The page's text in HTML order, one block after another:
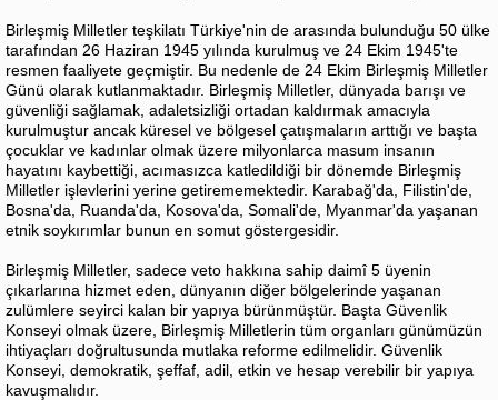
Birleşmiş Milletler teşkilatı Türkiye'nin de arasında bulunduğu 50 ülke
tarafından 26 Haziran 1945 yılında kurulmuş ve 24 Ekim 1945'te
resmen faaliyete geçmiştir. Bu nedenle de 24 Ekim Birleşmiş Milletler
Günü olarak kutlanmaktadır. Birleşmiş Milletler, dünyada barışı ve
güvenliği sağlamak, adaletsizliği ortadan kaldırmak amacıyla
kurulmuştur ancak küresel ve bölgesel çatışmaların arttığı ve başta
çocuklar ve kadınlar olmak üzere milyonlarca masum insanın
hayatını kaybettiği, acımasızca katledildiği bir dönemde Birleşmiş
Milletler işlevlerini yerine getirememektedir. Karabağ'da, Filistin'de,
Bosna'da, Ruanda'da, Kosova'da, Somali'de, Myanmar'da yaşanan
etnik soykırımlar bunun en somut göstergesidir.
Birleşmiş Milletler, sadece veto hakkına sahip daimî 5 üyenin
çıkarlarına hizmet eden, dünyanın diğer bölgelerinde yaşanan
zulümlere seyirci kalan bir yapıya bürünmüştür. Başta Güvenlik
Konseyi olmak üzere, Birleşmiş Milletlerin tüm organları günümüzün
ihtiyaçları doğrultusunda mutlaka reforme edilmelidir. Güvenlik
Konseyi, demokratik, şeffaf, adil, etkin ve hesap verebilir bir yapıya
kavuşmalıdır.